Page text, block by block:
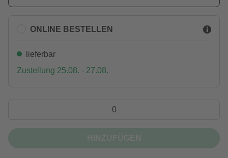
ONLINE BESTELLEN
lieferbar
Zustellung 25.08. - 27.08.